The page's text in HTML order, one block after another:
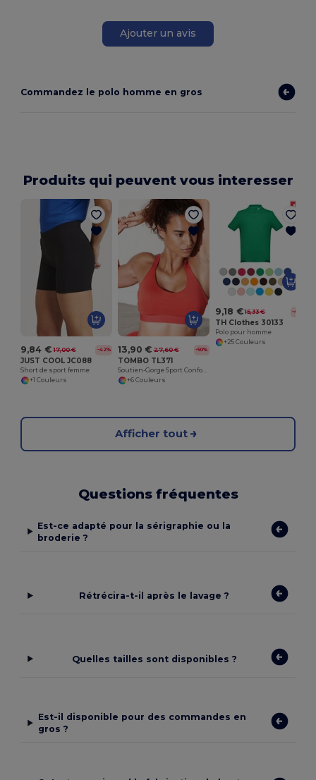
Ajouter un avis
Commandez le polo homme en gros
Produits qui peuvent vous interesser
9,84 € 17,00 € -42%
JUST COOL JC088
Short de sport femme
+1 Couleurs
13,90 € 27,60 € -50%
TOMBO TL371
+6 Couleurs
9,18 € 15,33 € -40%
TH Clothes 30133
Polo pour homme
+25 Couleurs
Afficher tout
Questions fréquentes
Est-ce adapté pour la sérigraphie ou la
broderie ?
Rétrécira-t-il après le lavage ?
Quelles tailles sont disponibles ?
Est-il disponible pour des commandes en
gros ?